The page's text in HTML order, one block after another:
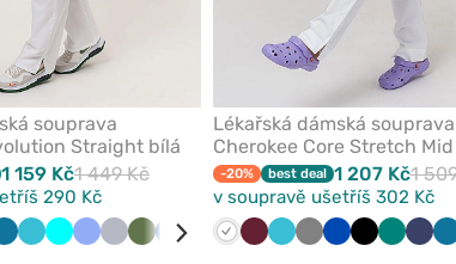
souprava
Straight bílá
1 159 Kč1 449 Kč
290 Kč
Karaibsky
MořskyTyrkysová
KlasickySvětleOlivkováKrálovsky
Třešňová
Námořnická
Šedá ČernáČervená
Lékařská dámská souprava
Cherokee Core Stretch
-20% best deal 1 207 Kč1
v soupravě ušetříš 302 Kč
Bílá Třešňová
MořskyŠedáKrálovsky
ČernáZelená